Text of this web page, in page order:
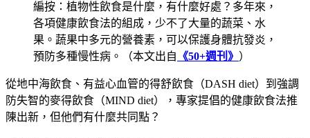
編按：植物性飲食是什麼，有什麼好處？多年來，
各項健康飲食法的組成，少不了大量的蔬菜、水
果。蔬果中多元的營養素，可以保護身體抗發炎，
預防多種慢性病。（本文出自 《50+週刊》 ）
從地中海飲食、有益心血管的得舒飲食（DASH diet）到強調
防失智的麥得飲食（MIND diet），專家提倡的健康飲食法推
陳出新，但他們有什麼共同點？